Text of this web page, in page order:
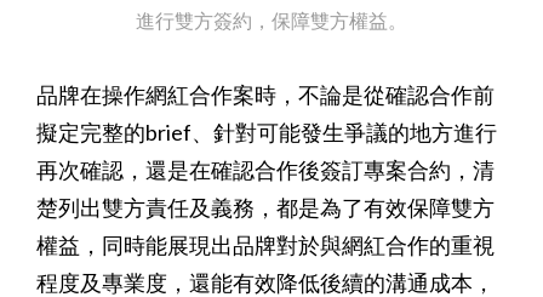
進行雙方簽約，保障雙方權益。
品牌在操作網紅合作案時，不論是從確認合作前
擬定完整的brief、針對可能發生爭議的地方進行
再次確認，還是在確認合作後簽訂專案合約，清
楚列出雙方責任及義務，都是為了有效保障雙方
權益，同時能展現出品牌對於與網紅合作的重視
程度及專業度，還能有效降低後續的溝通成本，